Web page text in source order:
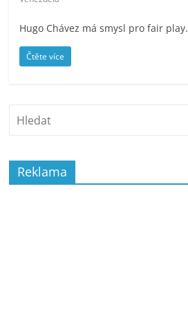
Hugo Chávez má smysl pro fair play.
Čtěte více
Reklama